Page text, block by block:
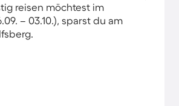
reisen möchtest im
– 03.10.), sparst du am